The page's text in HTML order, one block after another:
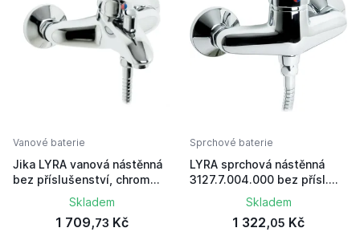
Vanové baterie
Jika LYRA vanová nástěnná
bez příslušenství, chrom
H3212770040001
Skladem
1 709,73 Kč
Sprchové baterie
LYRA sprchová nástěnná
3127.7.004.000 bez přísl.
Skladem
1 322,05 Kč